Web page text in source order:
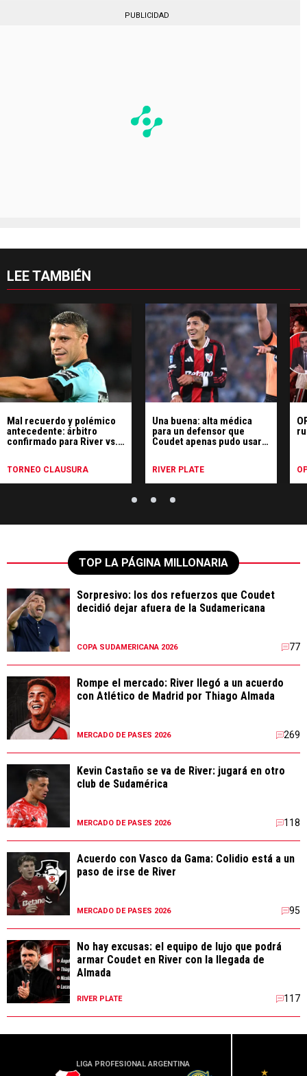
PUBLICIDAD
LEE TAMBIÉN
Mal recuerdo y polémico
antecedente: árbitro
confirmado para River vs.
TORNEO CLAUSURA
Una buena: alta médica
para un defensor que
Coudet apenas pudo usar
RIVER PLATE
TOP LA PÁGINA MILLONARIA
Sorpresivo: los dos refuerzos que Coudet
decidió dejar afuera de la Sudamericana
COPA SUDAMERICANA 2026 77
Rompe el mercado: River llegó a un acuerdo
con Atlético de Madrid por Thiago Almada
MERCADO DE PASES 2026 269
Kevin Castaño se va de River: jugará en otro
club de Sudamérica
MERCADO DE PASES 2026 118
Acuerdo con Vasco da Gama: Colidio está a un
paso de irse de River
MERCADO DE PASES 2026 95
No hay excusas: el equipo de lujo que podrá
armar Coudet en River con la llegada de
Almada
RIVER PLATE 117
LIGA PROFESIONAL ARGENTINA